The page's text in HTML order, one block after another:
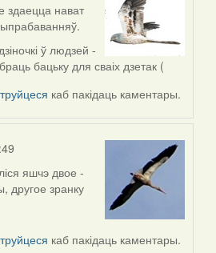
здаецца нават
ў людзей -
бацьку для сваіх дзетак (
каб пакідаць каментары.
яшчэ двое -
другое зранку
каб пакідаць каментары.